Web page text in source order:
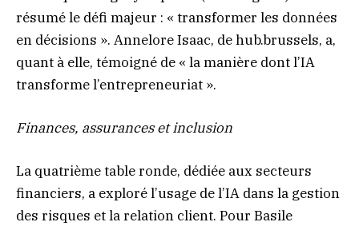
résumé le défi majeur : « transformer les données
en décisions ». Annelore Isaac, de hub.brussels, a,
quant à elle, témoigné de « la manière dont l’IA
transforme l’entrepreneuriat ».
Finances, assurances et inclusion
La quatrième table ronde, dédiée aux secteurs
financiers, a exploré l’usage de l’IA dans la gestion
des risques et la relation client. Pour Basile